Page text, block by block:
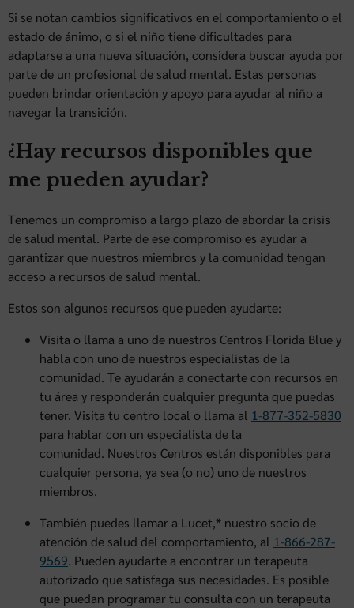
Si se notan cambios significativos en el comportamiento o el
estado de ánimo, o si el niño tiene dificultades para
adaptarse a una nueva situación, considera buscar ayuda por
parte de un profesional de salud mental. Estas personas
pueden brindar orientación y apoyo para ayudar al niño a
navegar la transición.
¿Hay recursos disponibles que
me pueden ayudar?
Tenemos un compromiso a largo plazo de abordar la crisis
de salud mental. Parte de ese compromiso es ayudar a
garantizar que nuestros miembros y la comunidad tengan
acceso a recursos de salud mental.
Estos son algunos recursos que pueden ayudarte:
Visita o llama a uno de nuestros Centros Florida Blue y
habla con uno de nuestros especialistas de la
comunidad. Te ayudarán a conectarte con recursos en
tu área y responderán cualquier pregunta que puedas
tener. Visita tu centro local o llama al 1-877-352-5830
para hablar con un especialista de la
comunidad. Nuestros Centros están disponibles para
cualquier persona, ya sea (o no) uno de nuestros
miembros.
También puedes llamar a Lucet,* nuestro socio de
atención de salud del comportamiento, al 1-866-287-
9569. Pueden ayudarte a encontrar un terapeuta
autorizado que satisfaga sus necesidades. Es posible
que puedan programar tu consulta con un terapeuta